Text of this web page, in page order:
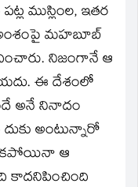
ముస్లింల, ఇతర
మహబూబ్‌
నిజంగానే ఆ
ఈ దేశంలో
అనే నినాదం
అంటున్నారో
ఆ
కాదనిపించింది